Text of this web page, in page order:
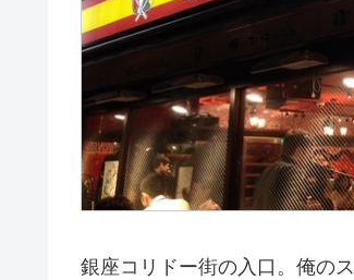
銀座コリドー街の入口。俺の